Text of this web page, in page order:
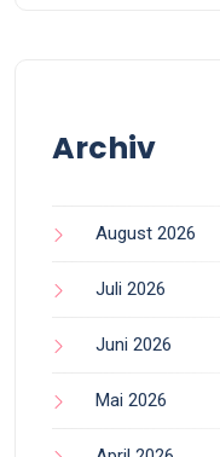
Archiv
August 2026
Juli 2026
Juni 2026
Mai 2026